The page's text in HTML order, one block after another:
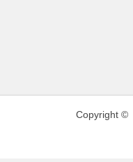
Copyright ©